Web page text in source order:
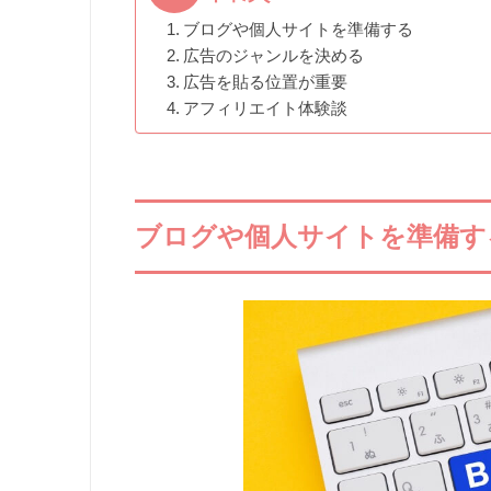
ブログや個人サイトを準備する
広告のジャンルを決める
広告を貼る位置が重要
アフィリエイト体験談
ブログや個人サイトを準備